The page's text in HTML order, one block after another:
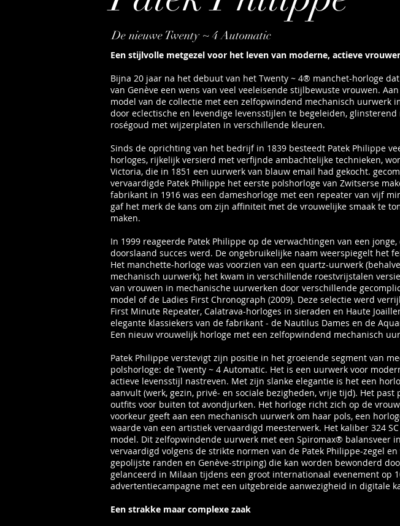
De nieuwe Twenty ~ 4 Automatic
Een stijlvolle metgezel voor het leven van moderne, actieve
Bijna 20 jaar na het debuut van het Twenty ~ 4® manchet-horloge
van Genève een wens van veel veeleisende stijlbewuste vrouwen.
model van de collectie met een zelfopwindend mechanisch uurwerk
door eclectische en levendige levensstijlen te begeleiden,
roségoud met wijzerplaten in verschillende kleuren.
Sinds de oprichting van het bedrijf in 1839 besteedt Patek Philippe
horloges, rijkelijk versierd met verfijnde ambachtelijke technieken,
Victoria, die in 1851 een uurwerk van blauw email had gekocht.
vervaardigde Patek Philippe het eerste polshorloge van Zwitserse
fabrikant in 1916 was een dameshorloge met een repeater van vijf
gaf het merk de kans om zijn affiniteit met de vrouwelijke smaak te
maken.
In 1999 reageerde Patek Philippe op de verwachtingen van een
doorslaand succes werd. De ongebruikelijke naam weerspiegelt het
Het manchette-horloge was voorzien van een quartz-uurwerk
mechanisch uurwerk); het kwam in verschillende roestvrijstalen
van vrouwen in mechanische uurwerken door verschillende
model of de Ladies First Chronograph (2009). Deze selectie werd
First Minute Repeater, Calatrava-horloges in sieraden en Haute
elegante klassiekers van de fabrikant - de Nautilus Dames en de
Een nieuw vrouwelijk horloge met een zelfopwindend mechanisch
Patek Philippe verstevigt zijn positie in het groeiende segment van
polshorloge: de Twenty ~ 4 Automatic. Het is een uurwerk voor
actieve levensstijl nastreven. Met zijn slanke elegantie is het een
aanvult (werk, gezin, privé- en sociale bezigheden, vrije tijd). Het
outfits voor buiten tot avondjurken. Het horloge richt zich op de
voorkeur geeft aan een mechanisch uurwerk om haar pols, een
waarde van een artistiek vervaardigd meesterwerk. Het kaliber 324
model. Dit zelfopwindende uurwerk met een Spiromax® balansveer
vervaardigd volgens de strikte normen van de Patek Philippe-zegel
gepolijste randen en Genève-striping) die kan worden bewonderd
gelanceerd in Milaan tijdens een groot internationaal evenement op
advertentiecampagne met een uitgebreide aanwezigheid in digitale
Een strakke maar complexe zaak